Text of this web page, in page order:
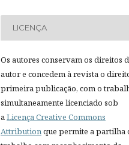
LICENÇA
Os autores conservam os direitos
autor e concedem à revista o
primeira publicação, com o
simultaneamente licenciado sob
a Licença Creative Commons
Attribution que permite a partilha